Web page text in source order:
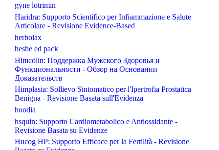
gyne lotrimin
Haridra: Supporto Scientifico per Infiammazione e Salute
Articolare - Revisione Evidence-Based
herbolax
heshe ed pack
Himcolin: Поддержка Мужского Здоровья и
Функциональности - Обзор на Основании
Доказательств
Himplasia: Sollievo Sintomatico per l'Ipertrofia Prostatica
Benigna - Revisione Basata sull'Evidenza
hoodia
hsquin: Supporto Cardiometabolico e Antiossidante -
Revisione Basata su Evidenze
Hucog HP: Supporto Efficace per la Fertilità - Revisione